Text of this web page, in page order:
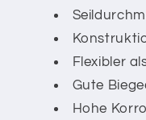
Flexibler
Gute
Hohe